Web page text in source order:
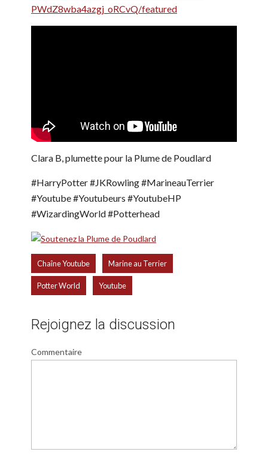
PWdZ8wba4azgj_oRCvQ/featured
Clara B, plumette pour la Plume de Poudlard
#HarryPotter #JKRowling #MarineauTerrier
#Youtube #Youtubeurs #YoutubeHP
#WizardingWorld #Potterhead
Chaîne Youtube Marine au Terrier
Potter World Youtube
Rejoignez la discussion
Commentaire